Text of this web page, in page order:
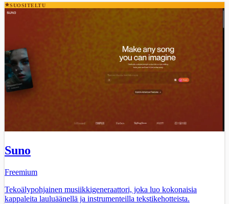
SUOSITELTU
Suno
Freemium
Tekoälypohjainen musiikkigeneraattori, joka luo kokonaisia
kappaleita lauluäänellä ja instrumenteilla tekstikehotteista.